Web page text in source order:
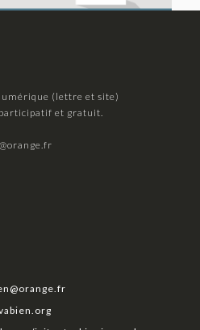
(lettre et site)
et gratuit.